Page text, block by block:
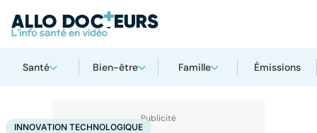
Santé Bien-être Famille Émissions
AccueilSantéInnovation technologique
INNOVATION TECHNOLOGIQUE